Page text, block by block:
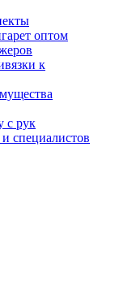
оптом
к
с рук
специалистов